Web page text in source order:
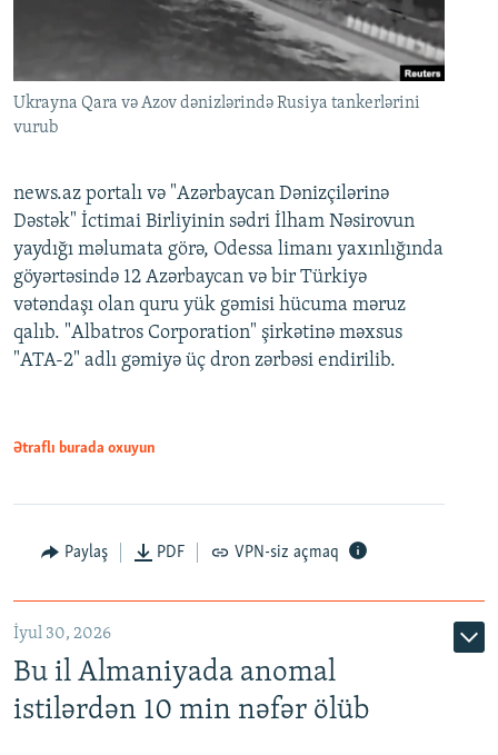
Ukrayna Qara və Azov dənizlərində Rusiya tankerlərini
vurub
news.az portalı və "Azərbaycan Dənizçilərinə
Dəstək" İctimai Birliyinin sədri İlham Nəsirovun
yaydığı məlumata görə, Odessa limanı yaxınlığında
göyərtəsində 12 Azərbaycan və bir Türkiyə
vətəndaşı olan quru yük gəmisi hücuma məruz
qalıb. "Albatros Corporation" şirkətinə məxsus
"ATA-2" adlı gəmiyə üç dron zərbəsi endirilib.
Ətraflı burada oxuyun
Paylaş PDF VPN-siz açmaq
İyul 30, 2026
Bu il Almaniyada anomal
istilərdən 10 min nəfər ölüb